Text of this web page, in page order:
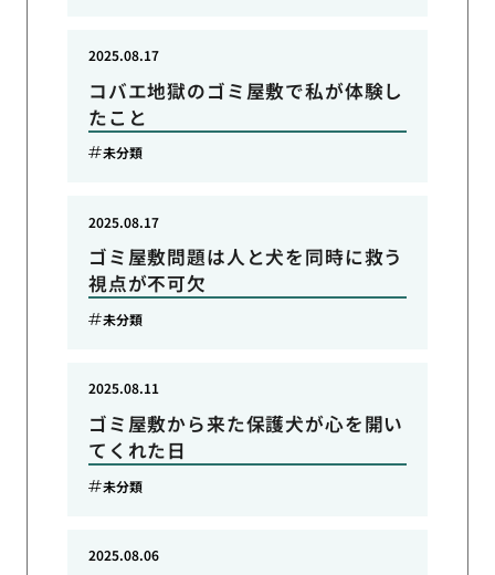
コバエ地獄のゴミ屋敷で私が体験し
たこと
2025.08.17
未分類
ゴミ屋敷問題は人と犬を同時に救う
視点が不可欠
2025.08.17
未分類
ゴミ屋敷から来た保護犬が心を開い
てくれた日
2025.08.11
未分類
2025.08.06